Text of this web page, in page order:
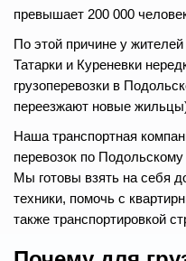
превышает 200 000
По этой причине у
Татарки и Куреневки
грузоперевозки в
переезжают новые
Наша транспортная
перевозок по
Мы готовы взять на себя
техники, помочь с
также транспортировкой